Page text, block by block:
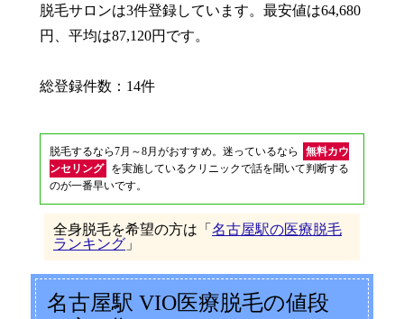
脱毛サロンは3件登録しています。最安値は64,680
円、平均は87,120円です。
総登録件数：14件
脱毛するなら7月～8月がおすすめ。迷っているなら
無料カウ
ンセリング
を実施しているクリニックで話を聞いて判断する
のが一番早いです。
全身脱毛を希望の方は「 名古屋駅の医療脱毛
ランキング 」
名古屋駅 VIO医療脱毛の値段